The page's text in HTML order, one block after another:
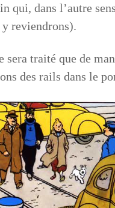
qui, dans l’autre
reviendrons).
sera traité que de
des rails dans le